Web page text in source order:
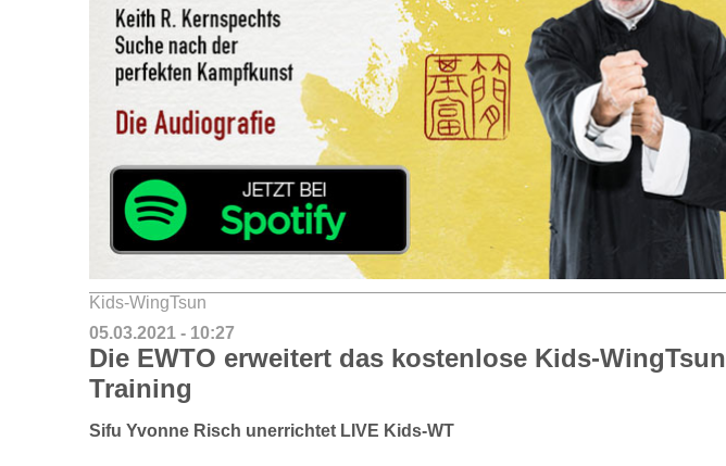
Kids-WingTsun
05.03.2021 - 10:27
Die EWTO erweitert das kostenlose Kids-WingTsun
Training
Sifu Yvonne Risch unerrichtet LIVE Kids-WT